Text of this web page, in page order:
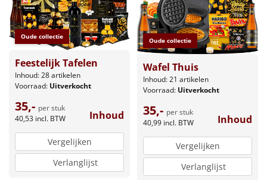
Oude collectie
Feestelijk Tafelen
Inhoud: 28 artikelen
Voorraad: Uitverkocht
35,- per stuk
40,53 incl. BTW Inhoud
Vergelijken
Verlanglijst
Oude collectie
Wafel Thuis
Inhoud: 21 artikelen
Voorraad: Uitverkocht
35,- per stuk
40,99 incl. BTW Inhoud
Vergelijken
Verlanglijst